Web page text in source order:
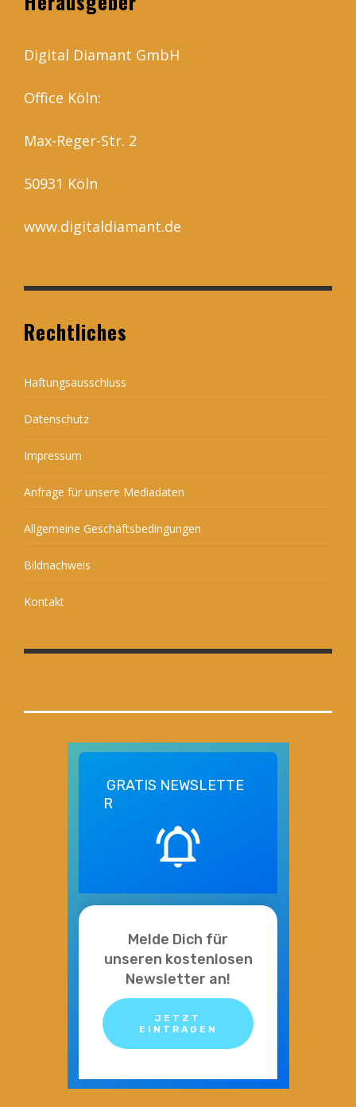
Digital Diamant GmbH
Office Köln:
Max-Reger-Str. 2
50931 Köln
www.digitaldiamant.de
Rechtliches
Haftungsausschluss
Datenschutz
Impressum
Anfrage für unsere Mediadaten
Allgemeine Geschäftsbedingungen
Bildnachweis
Kontakt
GRATIS NEWSLETTE
R
Melde Dich für
unseren kostenlosen
Newsletter an!
JETZT
EINTRAGEN